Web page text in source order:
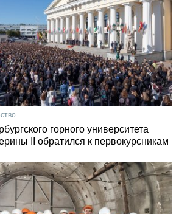
горного университета
II обратился к первокурсникам